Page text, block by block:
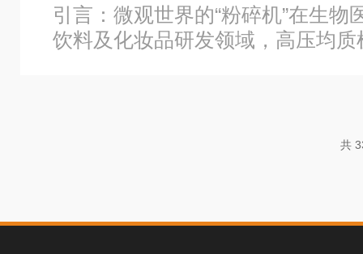
精度材料等需极细粒径的场景。
质，过高则徒增能耗、加剧设备磨
引言：微观世界的“粉碎机”在生物
饮料及化妆品研发领域，高压均
区：认为均质“压力越高越好”或“共